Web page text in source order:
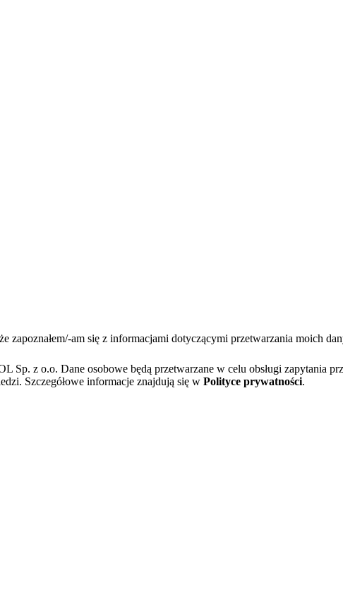
zapoznałem/-am się z informacjami dotyczącymi przetwarzania moich
Sp. z o.o. Dane osobowe będą przetwarzane w celu obsługi zapytania
Szczegółowe informacje znajdują się w Polityce prywatności.